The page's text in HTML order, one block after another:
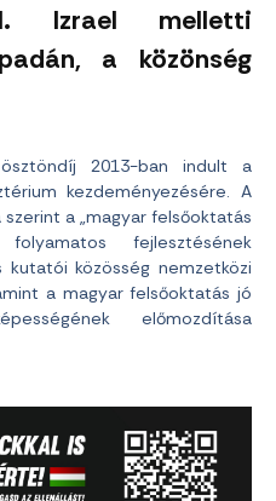
Izrael melletti
a közönség
2013-ban indult a
kezdeményezésére. A
a „magyar felsőoktatás
fejlesztésének
közösség nemzetközi
a magyar felsőoktatás jó
előmozdítása